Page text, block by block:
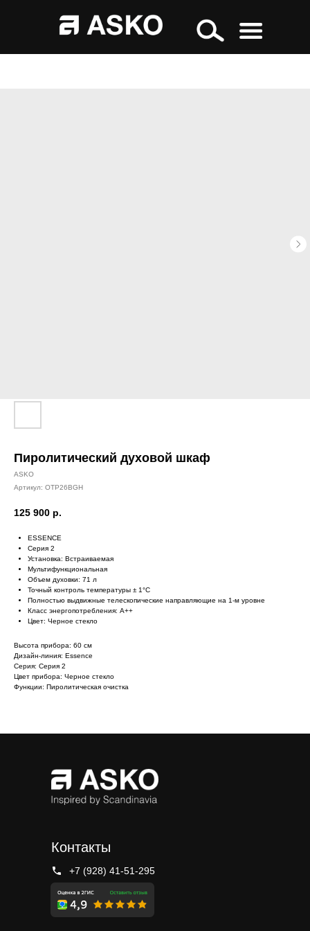
Пиролитический духовой шкаф
ASKO
Артикул: OTP26BGH
125 900 р.
ESSENCE
Серия 2
Установка: Встраиваемая
Мультифункциональная
Объем духовки: 71 л
Точный контроль температуры ± 1°С
Полностью выдвижные телескопические направляющие на 1-м уровне
Класс энергопотребления: A++
Цвет: Черное стекло
Высота прибора: 60 см
Дизайн-линия: Essence
Серия: Серия 2
Цвет прибора: Черное стекло
Функции: Пиролитическая очистка
Контакты
+7 (928) 41-51-295